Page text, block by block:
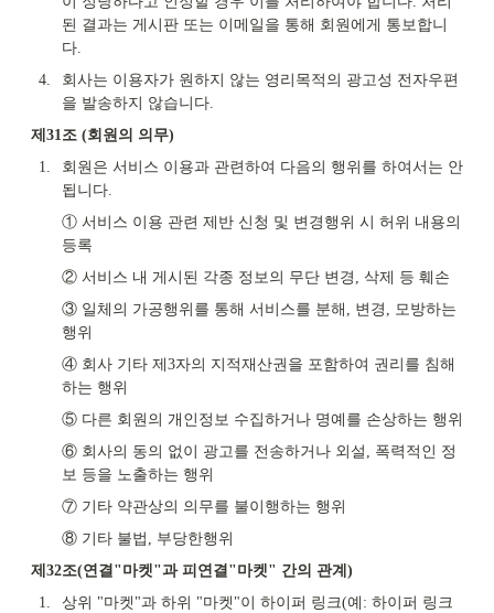
된 결과는 게시판 또는 이메일을 통해 회원에게 통보합니
다.
4.
회사는 이용자가 원하지 않는 영리목적의 광고성 전자우편
을 발송하지 않습니다.
제31조 (회원의 의무)
1.
회원은 서비스 이용과 관련하여 다음의 행위를 하여서는 안
됩니다.
① 서비스 이용 관련 제반 신청 및 변경행위 시 허위 내용의
등록
② 서비스 내 게시된 각종 정보의 무단 변경, 삭제 등 훼손
③ 일체의 가공행위를 통해 서비스를 분해, 변경, 모방하는
행위
④ 회사 기타 제3자의 지적재산권을 포함하여 권리를 침해
하는 행위
⑤ 다른 회원의 개인정보 수집하거나 명예를 손상하는 행위
⑥ 회사의 동의 없이 광고를 전송하거나 외설, 폭력적인 정
보 등을 노출하는 행위
⑦ 기타 약관상의 의무를 불이행하는 행위
⑧ 기타 불법, 부당한행위
제32조(연결"마켓"과 피연결"마켓" 간의 관계)
1.
상위 "마켓"과 하위 "마켓"이 하이퍼 링크(예: 하이퍼 링크